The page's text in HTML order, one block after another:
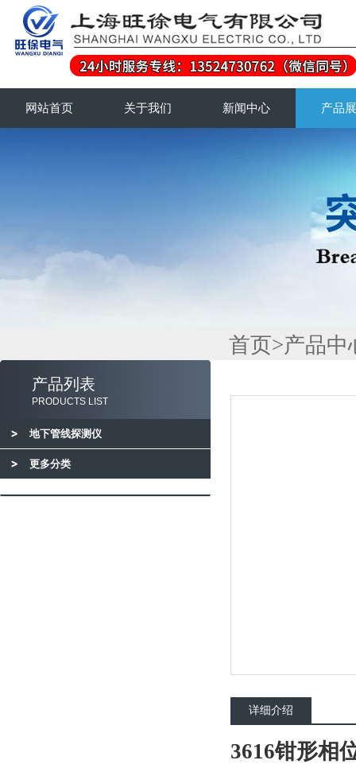
网站首页 关于我们 新闻中心 产品
产品列表
PRODUCTS LIST
地下管线探测仪
更多分类
首页>产品中
详细介绍
3616钳形相